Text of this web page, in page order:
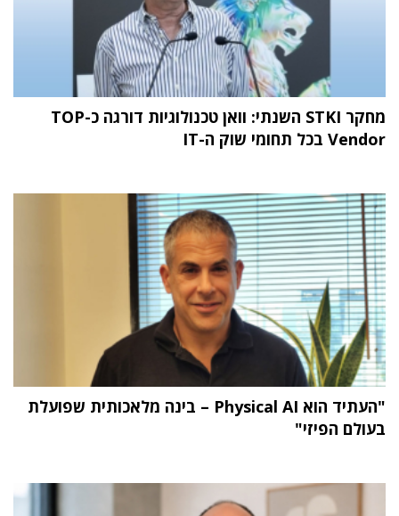
מחקר STKI השנתי: וואן טכנולוגיות דורגה כ-TOP
Vendor בכל תחומי שוק ה-IT
"העתיד הוא Physical AI – בינה מלאכותית שפועלת
בעולם הפיזי"